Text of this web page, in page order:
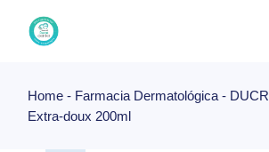
content
Home Farmacia Dermatológica
Extra-doux 200ml